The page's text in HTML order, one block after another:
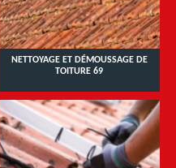
NETTOYAGE ET DÉMOUSSAGE DE
TOITURE 69